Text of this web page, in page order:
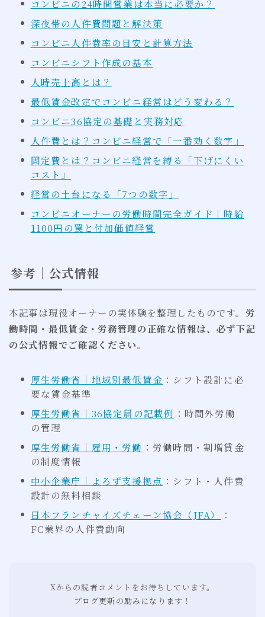
コンビニの24時間営業は本当に必要か？
深夜帯の人件費問題と解決策
コンビニ人件費率の目安と計算方法
コンビニシフト作成の基本
人時売上高とは？
最低賃金改定でコンビニ経営はどう変わる？
コンビニ36協定の基礎と実務対応
人件費とは？コンビニ経営で「一番効く数字」
固定費とは？コンビニ経営を縛る「下げにくい
コスト」
経営の土台になる「7つの数字」
コンビニオーナーの労働時間完全ガイド｜時給
1100円の罠と付加価値経営
参考｜公式情報
本記事は現役オーナーの実体験を整理したものです。 労
働時間・最低賃金・労務管理の正確な情報は、必ず下記
の公式情報でご確認ください。
厚生労働省｜地域別最低賃金 ：シフト設計に必
要な賃金基準
厚生労働省｜36協定届の記載例 ：時間外労働
の管理
厚生労働省｜雇用・労働 ：労働時間・割増賃金
の制度情報
中小企業庁｜よろず支援拠点 ：シフト・人件費
設計の無料相談
日本フランチャイズチェーン協会（JFA）
：
FC業界の人件費動向
Xからの読者コメントをお待ちしています。
ブログ更新の励みになります！